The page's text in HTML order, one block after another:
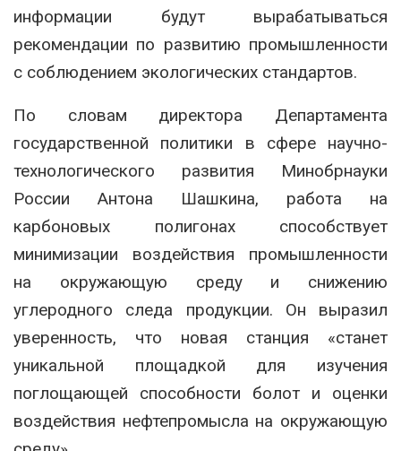
информации будут вырабатываться
рекомендации по развитию промышленности
с соблюдением экологических стандартов.
По словам директора Департамента
государственной политики в сфере научно-
технологического развития Минобрнауки
России Антона Шашкина, работа на
карбоновых полигонах способствует
минимизации воздействия промышленности
на окружающую среду и снижению
углеродного следа продукции. Он выразил
уверенность, что новая станция «станет
уникальной площадкой для изучения
поглощающей способности болот и оценки
воздействия нефтепромысла на окружающую